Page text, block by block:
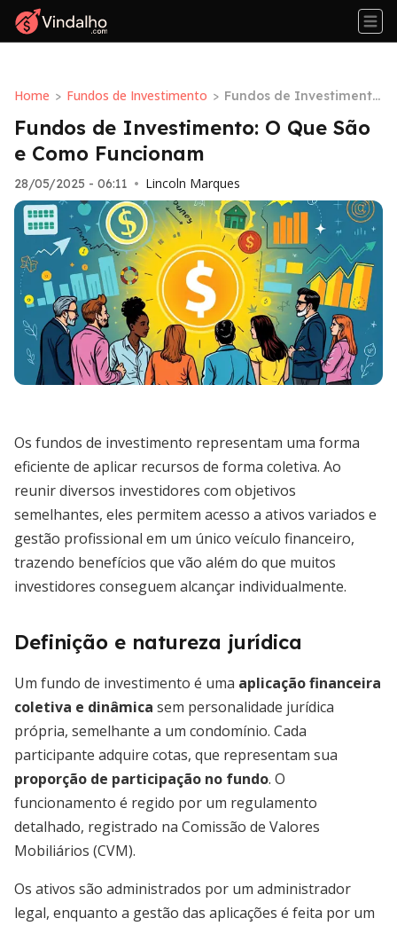
Home > Fundos de Investimento > Fundos de Investimento:
O Que São e Como Funci
onam
Fundos de Investimento: O Que São
e Como Funcionam
28/05/2025 - 06:11 • Lincoln Marques
Os fundos de investimento representam uma forma
eficiente de aplicar recursos de forma coletiva. Ao
reunir diversos investidores com objetivos
semelhantes, eles permitem acesso a ativos variados e
gestão profissional em um único veículo financeiro,
trazendo benefícios que vão além do que muitos
investidores conseguem alcançar individualmente.
Definição e natureza jurídica
Um fundo de investimento é uma aplicação financeira
coletiva e dinâmica sem personalidade jurídica
própria, semelhante a um condomínio. Cada
participante adquire cotas, que representam sua
proporção de participação no fundo. O
funcionamento é regido por um regulamento
detalhado, registrado na Comissão de Valores
Mobiliários (CVM).
Os ativos são administrados por um administrador
legal, enquanto a gestão das aplicações é feita por um